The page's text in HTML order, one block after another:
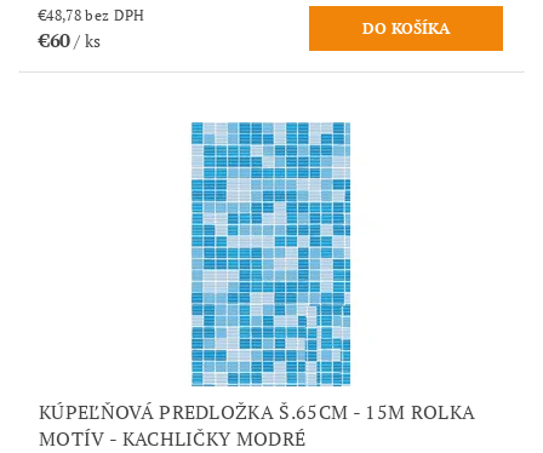
€48,78 bez DPH
€60/ ks
KÚPEĽŇOVÁ PREDLOŽKA Š.65CM - 15M ROLKA
MOTÍV - KACHLIČKY MODRÉ